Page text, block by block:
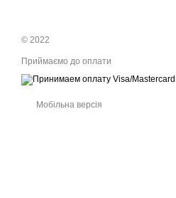
© 2022
Приймаємо до оплати
Мобільна версія